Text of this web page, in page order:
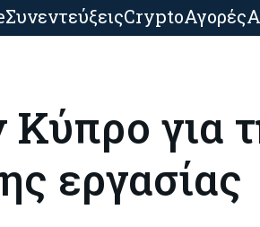
ΣυνεντεύξειςCryptoΑγορές
για
εργασίας